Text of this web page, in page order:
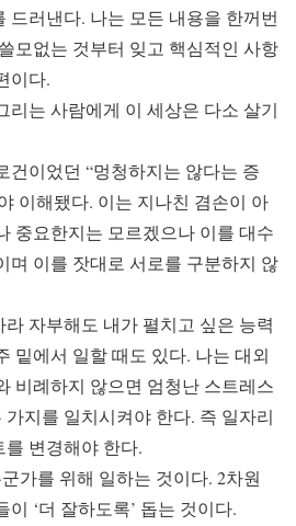
드러낸다. 나는 모든 내용을 한꺼번
모없는 것부터 잊고 핵심적인 사항
이다.
리는 사람에게 이 세상은 다소 살기
건이었던 “멍청하지는 않다는 증
이해됐다. 이는 지나친 겸손이 아
중요한지는 모르겠으나 이를 대수
며 이를 잣대로 서로를 구분하지 않
자부해도 내가 펼치고 싶은 능력
밑에서 일할 때도 있다. 나는 대외
비례하지 않으면 엄청난 스트레스
지를 일치시켜야 한다. 즉 일자리
변경해야 한다.
가를 위해 일하는 것이다. 2차원
‘더 잘하도록’ 돕는 것이다.